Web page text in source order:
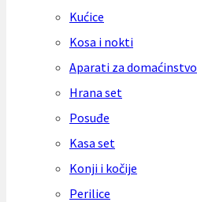
Kućice
Kosa i nokti
Aparati za domaćinstvo
Hrana set
Posuđe
Kasa set
Konji i kočije
Perilice